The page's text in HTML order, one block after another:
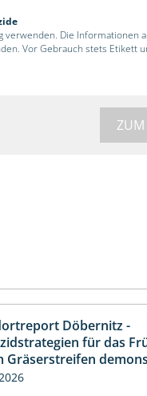
Die Informationen
Vor Gebrauch stets Etikett
ZUM
Döbernitz -
für das
Gräserstreifen